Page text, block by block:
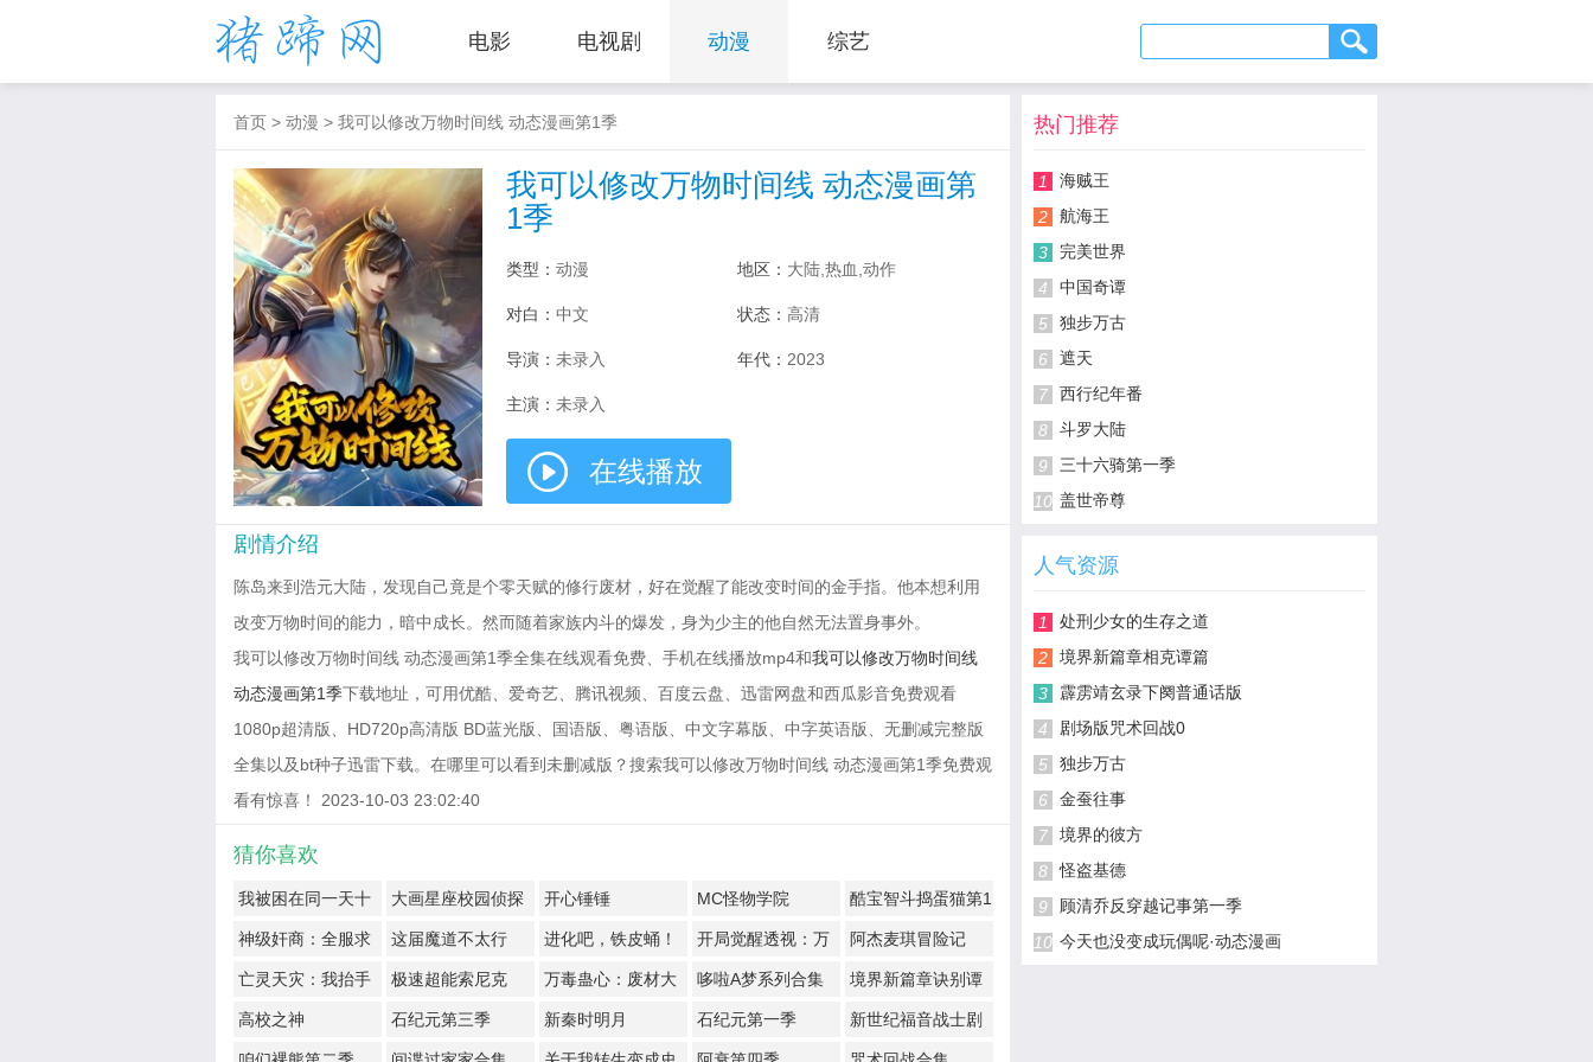
电影 电视剧 动漫 综艺
首页 > 动漫 > 我可以修改万物时间线 动态漫画第1季
我可以修改万物时间线 动态漫画第
1季
类型： 动漫 地区： 大陆,热血,动作
对白： 中文 状态： 高清
导演： 未录入 年代： 2023
主演： 未录入
在线播放
剧情介绍
陈岛来到浩元大陆，发现自己竟是个零天赋的修行废材，好在觉醒了能改变时间的金手指。他本想利用
改变万物时间的能力，暗中成长。然而随着家族内斗的爆发，身为少主的他自然无法置身事外。
我可以修改万物时间线 动态漫画第1季全集在线观看免费、手机在线播放mp4和我可以修改万物时间线
动态漫画第1季下载地址，可用优酷、爱奇艺、腾讯视频、百度云盘、迅雷网盘和西瓜影音免费观看
1080p超清版、HD720p高清版 BD蓝光版、国语版、粤语版、中文字幕版、中字英语版、无删减完整版
全集以及bt种子迅雷下载。在哪里可以看到未删减版？搜索我可以修改万物时间线 动态漫画第1季免费观
看有惊喜！ 2023-10-03 23:02:40
猜你喜欢
我被困在同一天十
万年
大画星座校园侦探
第2季
开心锤锤 MC怪物学院
酷宝智斗捣蛋猫第1
季
神级奸商：全服求
我别薅了
这届魔道不太行 进化吧，铁皮蛹！
开局觉醒透视：万
物皆透,我即无敌
阿杰麦琪冒险记
亡灵天灾：我抬手
百万骨海
极速超能索尼克
万毒蛊心：废材大
小姐杀疯了
哆啦A梦系列合集
境界新篇章诀别谭
篇
高校之神 石纪元第三季 新秦时明月 石纪元第一季
新世纪福音战士剧
场版：Q
热门推荐
1
海贼王
2
航海王
3
完美世界
4
中国奇谭
5
独步万古
6
遮天
7
西行纪年番
8
斗罗大陆
9
三十六骑第一季
10 盖世帝尊
人气资源
1
处刑少女的生存之道
2
境界新篇章相克谭篇
3
霹雳靖玄录下阕普通话版
4
剧场版咒术回战0
5
独步万古
6
金蚕往事
7
境界的彼方
8
怪盗基德
9
顾清乔反穿越记事第一季
10 今天也没变成玩偶呢·动态漫画